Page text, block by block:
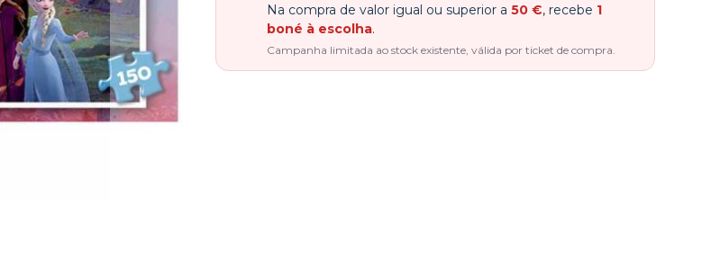
Na compra de valor igual ou superior a 50 €, recebe 1
boné à escolha.
Campanha limitada ao stock existente, válida por ticket de compra.